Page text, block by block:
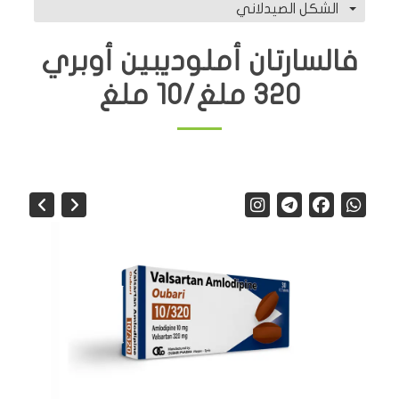
الشكل الصيدلاني
فالسارتان أملوديبين أوبري
320 ملغ/10 ملغ